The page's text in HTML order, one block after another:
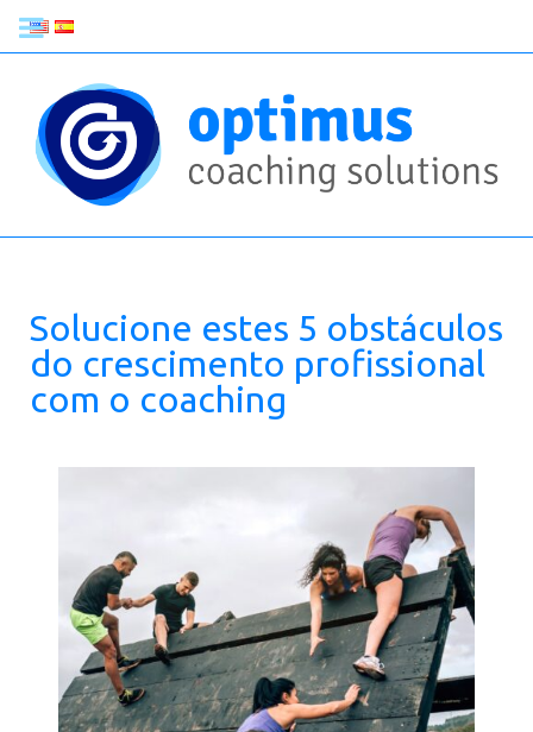
Solucione estes 5 obstáculos
do crescimento profissional
com o coaching